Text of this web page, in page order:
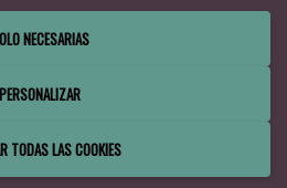
Consultores.
Gestor Web
NECESARIAS
PERSONALIZAR
TODAS LAS COOKIES